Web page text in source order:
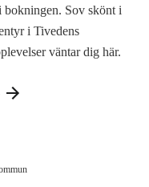
Sov skönt i
i Tivedens
väntar dig här.